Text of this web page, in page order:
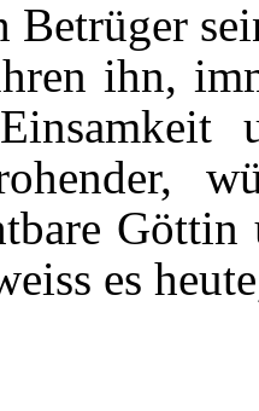
Betrüger
ihn,
Göttin
es